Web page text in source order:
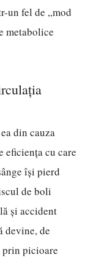
un fel de „mod
metabolice
din cauza
eficiența cu care
își pierd
de boli
și accident
devine, de
prin picioare